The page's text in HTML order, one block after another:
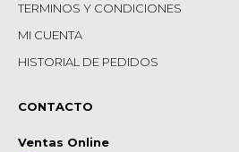
TERMINOS Y CONDICIONES
MI CUENTA
HISTORIAL DE PEDIDOS
CONTACTO
Ventas Online